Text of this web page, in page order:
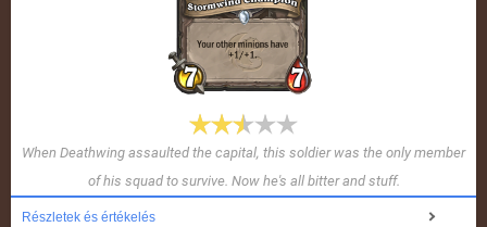
When Deathwing assaulted the capital, this soldier was the only member
of his squad to survive. Now he's all bitter and stuff.
Részletek és értékelés